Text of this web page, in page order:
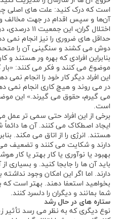
است که درک کنید: علت ‌های اصلی
آن‌ها و سپس اقدام در جهت مخالف
اختلال ‌گران،
حداقل ‌های ضروری را نیز انجام نمی
دوش می ‌کشند و سنگینی آن را
بنابراین افرادی که بهره ‌ور هستند
موضوع می‌ کنند و فکر می ‌کنند:
این افراد دیگر کار خود را انجام نمی‌
در می روند و هیچ کاری انجام نمی
می ‌گیرم، حقوق می ‌گیرند.» این
است.
برخی از این افراد حتی سمی تر عمل
ایجاد اصطکاک می ‌کنند. آن ‌ها
هستند. انرژی را از اتاق می ‌مکند.
دارند و شکایت می‌ کنند و تضعیف می
بهبود یا نوآوری یا کار بهتر یا کار
باید آن ‌ها را جابجا کنید. و بسیاری
دارند. اما اگر این امکان وجود
بخواهید استعفا دهند. بهتر است که
شما بمانند و دیگران را دلسرد کنند.
ستاره ‌های در حال رشد
نوع دیگری که به نظر می ‌رسد تأثیر